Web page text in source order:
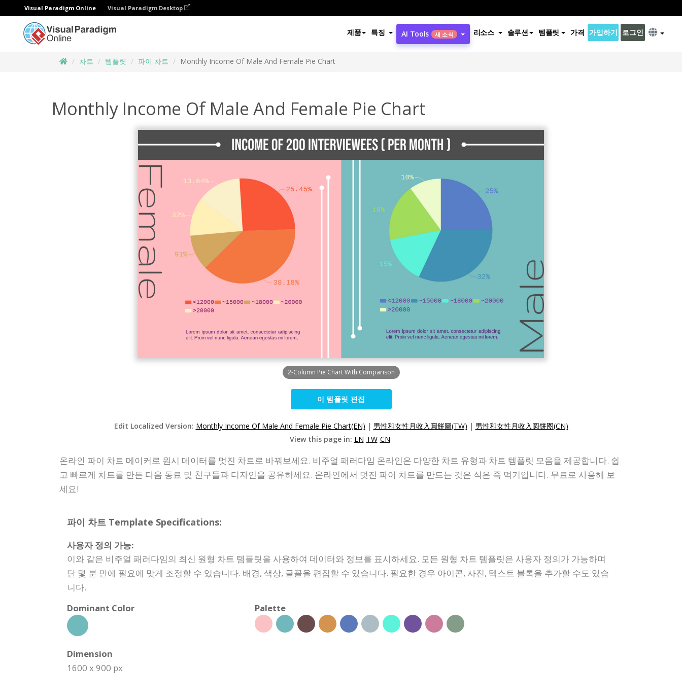
Visual Paradigm Online Visual Paradigm Desktop
제품 특징 AI Tools 새 소식 리소스 솔루션 템플릿 가격 가입하기 로그인
차트 템플릿 파이 차트 Monthly Income Of Male And Female Pie Chart
Monthly Income Of Male And Female Pie Chart
2-Column Pie Chart With Comparison
이 템플릿 편집
Edit Localized Version: Monthly Income Of Male And Female Pie Chart(EN) | 男性和女性月收入圓餅圖(TW) | 男性和女性月收入圆饼图(CN)
View this page in: EN TW CN
온라인 파이 차트 메이커로 원시 데이터를 멋진 차트로 바꿔보세요. 비주얼 패러다임 온라인은 다양한 차트 유형과 차트 템플릿 모음을 제공합니다. 쉽
고 빠르게 차트를 만든 다음 동료 및 친구들과 디자인을 공유하세요. 온라인에서 멋진 파이 차트를 만드는 것은 식은 죽 먹기입니다. 무료로 사용해 보
세요!
파이 차트 Template Specifications:
사용자 정의 가능:
이와 같은 비주얼 패러다임의 최신 원형 차트 템플릿을 사용하여 데이터와 정보를 표시하세요. 모든 원형 차트 템플릿은 사용자 정의가 가능하며
단 몇 분 만에 필요에 맞게 조정할 수 있습니다. 배경, 색상, 글꼴을 편집할 수 있습니다. 필요한 경우 아이콘, 사진, 텍스트 블록을 추가할 수도 있습
니다.
Dominant Color
Palette
Dimension
1600 x 900 px